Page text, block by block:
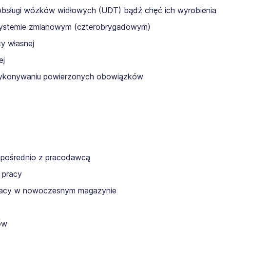
wózków widłowych (UDT) bądź chęć ich wyrobienia
zmianowym (czterobrygadowym)
własnej
powierzonych obowiązków
z pracodawcą
w nowoczesnym magazynie